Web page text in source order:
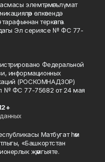
элемтә, мәгълүмат
өлкәсендә
теркәлгән.
Эл сериясе № ФС 77-
Федеральной
информационных
(РОСКОМНАДЗОР)
№ ФС 77-75682 от 24 мая
Матбугат һәм
«Башкортстан
җәмгыяте.